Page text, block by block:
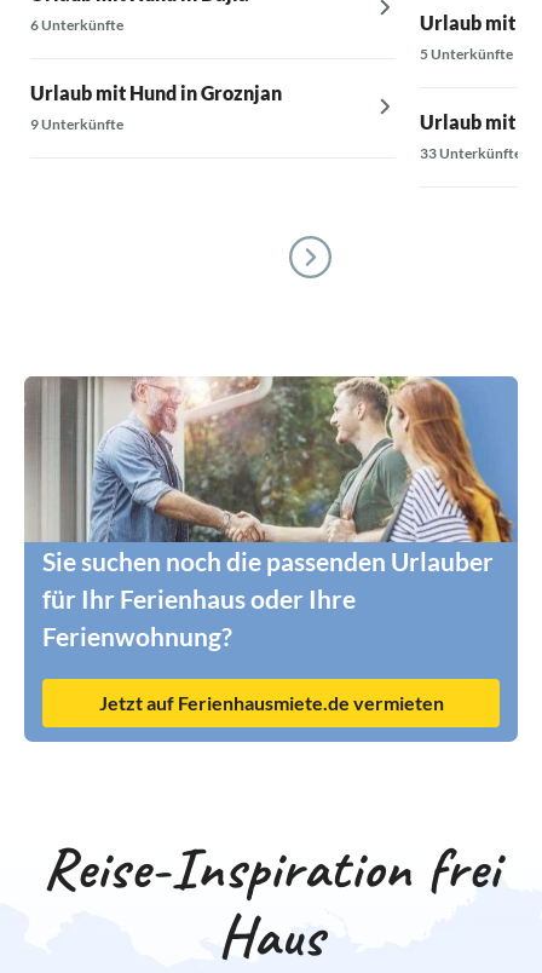
6 Unterkünfte
Urlaub mit Hund in Groznjan
9 Unterkünfte
Urlaub mit
5 Unterkünfte
Urlaub mit
33 Unterkünfte
Sie suchen noch die passenden Urlauber
für Ihr Ferienhaus oder Ihre
Ferienwohnung?
Jetzt auf Ferienhausmiete.de vermieten
Reise-Inspiration frei
Haus